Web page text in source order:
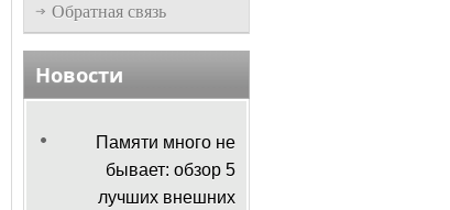
Обратная связь
Новости
Памяти много не
бывает: обзор 5
лучших внешних